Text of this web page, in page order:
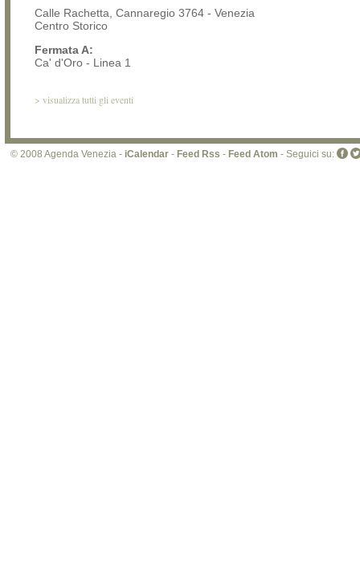
Calle Rachetta, Cannaregio 3764 - Venezia
Centro Storico
Fermata A:
Ca' d'Oro - Linea 1
> visualizza tutti gli eventi
© 2008 Agenda Venezia - iCalendar - Feed Rss - Feed Atom - Seguici su: